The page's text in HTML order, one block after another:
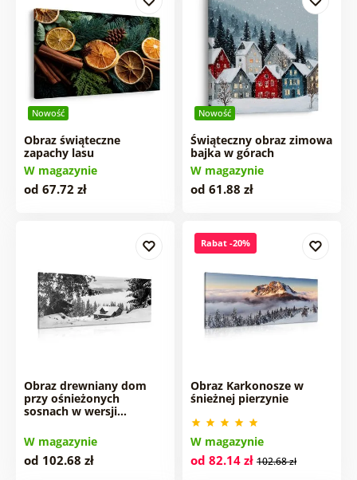
Nowość
Obraz świąteczne
zapachy lasu
W magazynie
od 67.72 zł
Nowość
Świąteczny obraz zimowa
bajka w górach
W magazynie
od 61.88 zł
Obraz drewniany dom
przy ośnieżonych
sosnach w wersji…
W magazynie
od 102.68 zł
Rabat -20%
Obraz Karkonosze w
śnieżnej pierzynie
W magazynie
od 82.14 zł 102.68 zł